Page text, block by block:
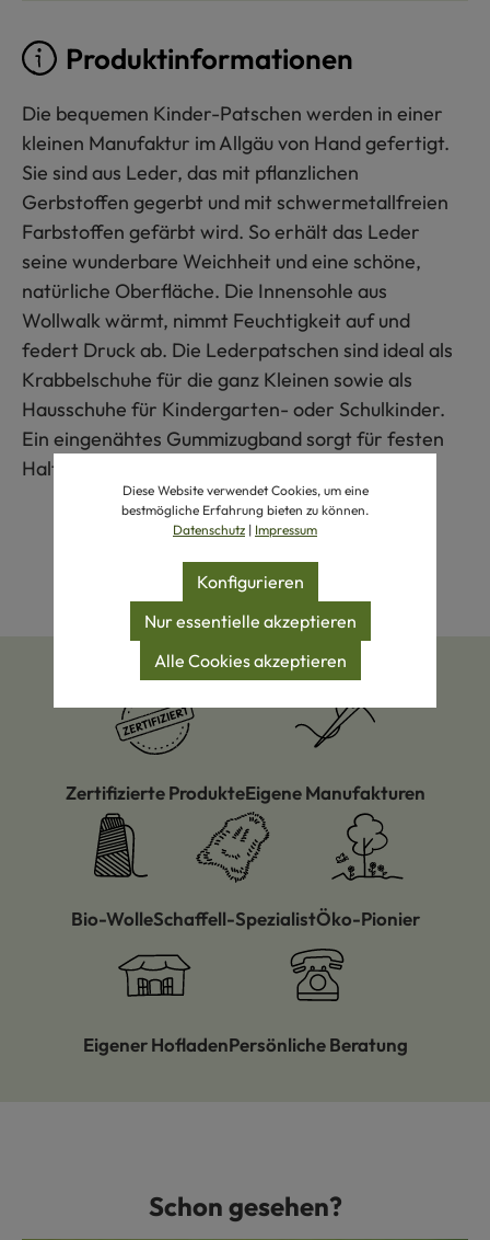
Produktinformationen
Die bequemen Kinder-Patschen werden in einer
kleinen Manufaktur im Allgäu von Hand gefertigt.
Sie sind aus Leder, das mit pflanzlichen
Gerbstoffen gegerbt und mit schwermetallfreien
Farbstoffen gefärbt wird. So erhält das Leder
seine wunderbare Weichheit und eine schöne,
natürliche Oberfläche. Die Innensohle aus
Wollwalk wärmt, nimmt Feuchtigkeit auf und
federt Druck ab. Die Lederpatschen sind ideal als
Krabbelschuhe für die ganz Kleinen sowie als
Hausschuhe für Kindergarten- oder Schulkinder.
Ein eingenähtes Gummizugband sorgt für festen
Halt am Fuß.
Zertifizierte ProdukteEigene Manufakturen
Bio-WolleSchaffell-SpezialistÖko-Pionier
Eigener HofladenPersönliche Beratung
Produktgalerie überspringenSchon gesehen?
Diese Website verwendet Cookies, um eine
bestmögliche Erfahrung bieten zu können.
Datenschutz | Impressum
Nur essentielle akzeptieren
Konfigurieren
Alle Cookies akzeptieren